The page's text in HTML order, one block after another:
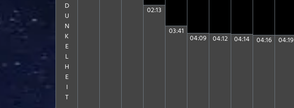
D
U
N
K
E
L
H
E
I
T
02:13
03:41
04:09 04:12 04:14 04:16 04:19